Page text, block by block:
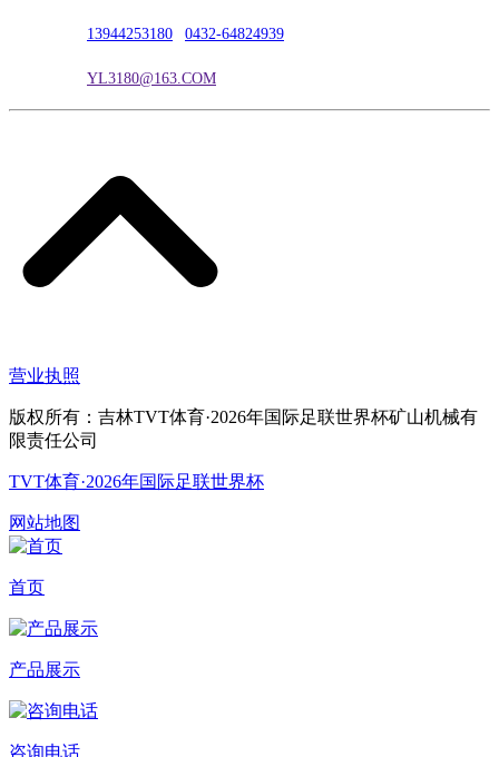
13944253180 0432-64824939
YL3180@163.COM
营业执照
版权所有：吉林TVT体育·2026年国际足联世界杯矿山机械有
限责任公司
TVT体育·2026年国际足联世界杯
网站地图
首页
产品展示
咨询电话